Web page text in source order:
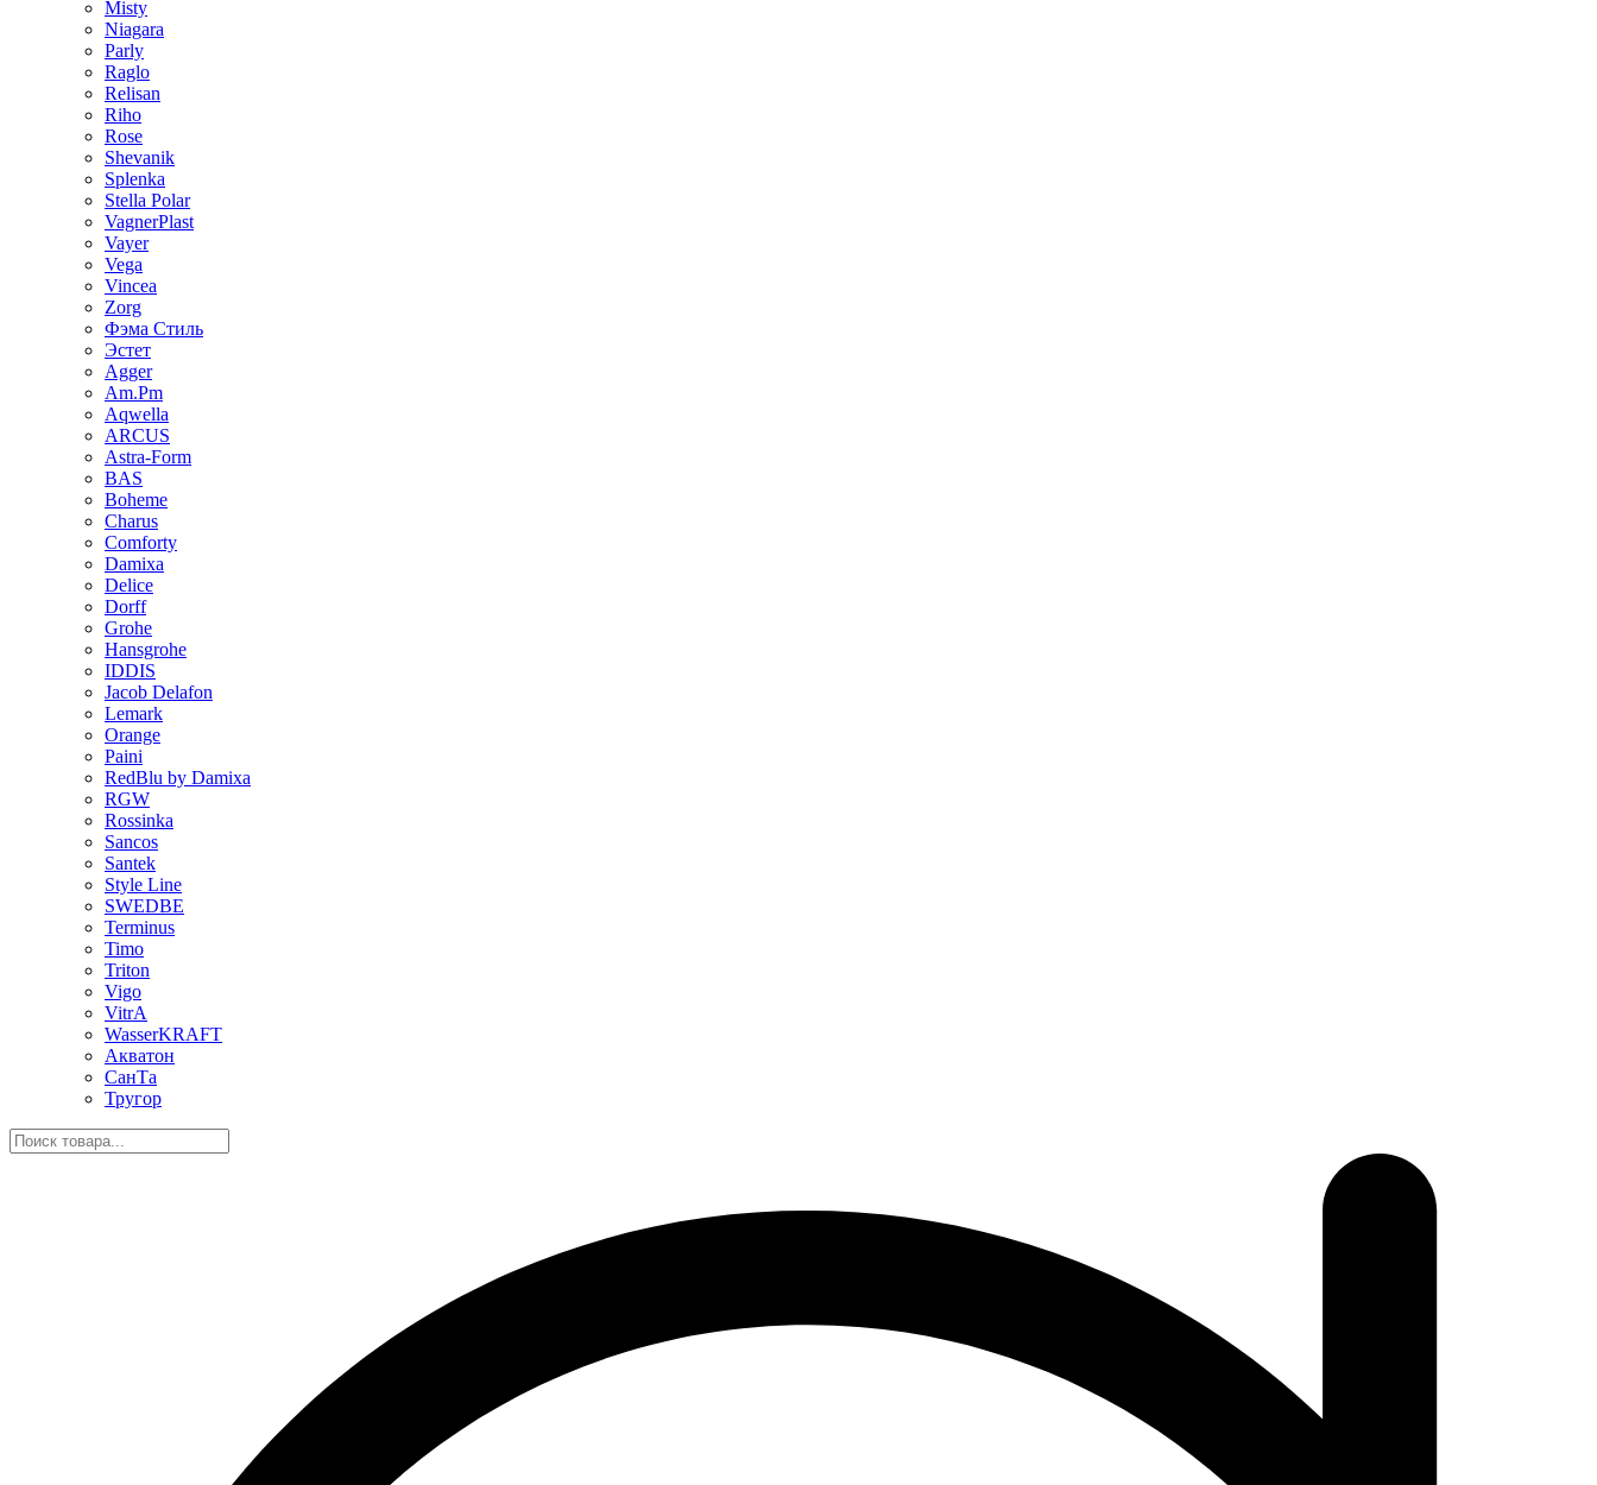
Misty
Niagara
Parly
Raglo
Relisan
Riho
Rose
Shevanik
Splenka
Stella Polar
VagnerPlast
Vayer
Vega
Vincea
Zorg
Фэма Стиль
Эстет
Agger
Am.Pm
Aqwella
ARCUS
Astra-Form
BAS
Boheme
Charus
Comforty
Damixa
Delice
Dorff
Grohe
Hansgrohe
IDDIS
Jacob Delafon
Lemark
Orange
Paini
RedBlu by Damixa
RGW
Rossinka
Sancos
Santek
Style Line
SWEDBE
Terminus
Timo
Triton
Vigo
VitrA
WasserKRAFT
Акватон
СанТа
Тругор